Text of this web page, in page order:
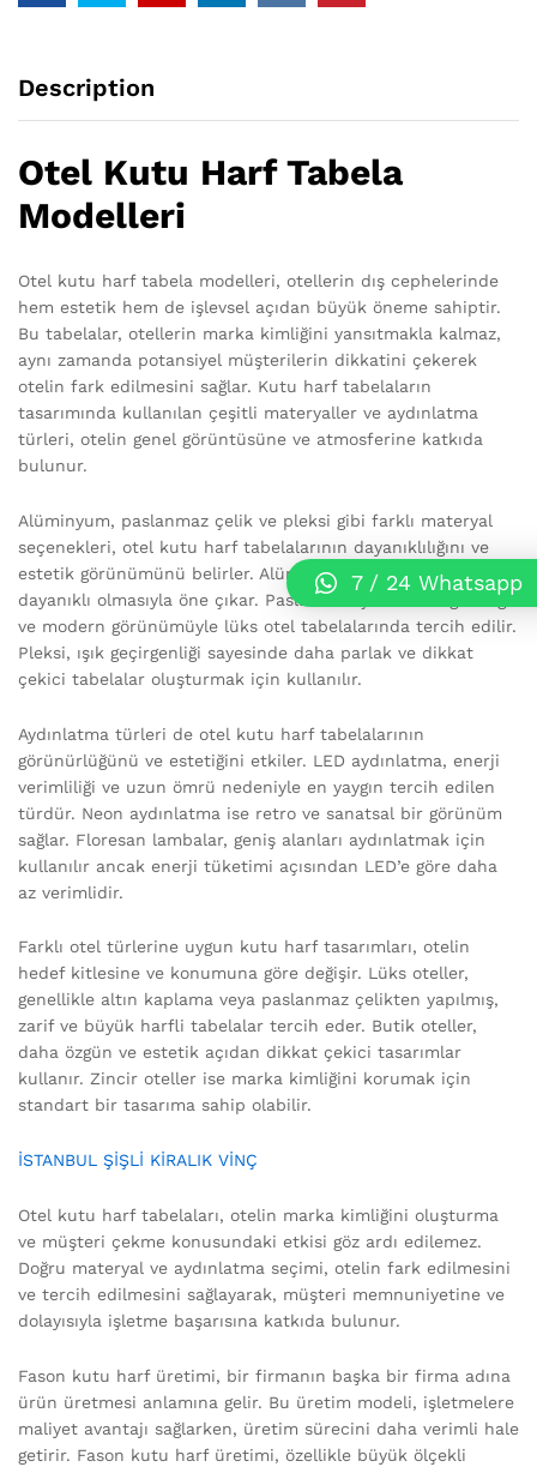
Description
Otel Kutu Harf Tabela
Modelleri
Otel kutu harf tabela modelleri, otellerin dış cephelerinde
hem estetik hem de işlevsel açıdan büyük öneme sahiptir.
Bu tabelalar, otellerin marka kimliğini yansıtmakla kalmaz,
aynı zamanda potansiyel müşterilerin dikkatini çekerek
otelin fark edilmesini sağlar. Kutu harf tabelaların
tasarımında kullanılan çeşitli materyaller ve aydınlatma
türleri, otelin genel görüntüsüne ve atmosferine katkıda
bulunur.
Alüminyum, paslanmaz çelik ve pleksi gibi farklı materyal
seçenekleri, otel kutu harf tabelalarının dayanıklılığını ve
estetik görünümünü belirler. Alüminyum, hafif ve korozyona
dayanıklı olmasıyla öne çıkar. Paslanmaz çelik ise sağlamlığı
ve modern görünümüyle lüks otel tabelalarında tercih edilir.
Pleksi, ışık geçirgenliği sayesinde daha parlak ve dikkat
çekici tabelalar oluşturmak için kullanılır.
Aydınlatma türleri de otel kutu harf tabelalarının
görünürlüğünü ve estetiğini etkiler. LED aydınlatma, enerji
verimliliği ve uzun ömrü nedeniyle en yaygın tercih edilen
türdür. Neon aydınlatma ise retro ve sanatsal bir görünüm
sağlar. Floresan lambalar, geniş alanları aydınlatmak için
kullanılır ancak enerji tüketimi açısından LED’e göre daha
az verimlidir.
Farklı otel türlerine uygun kutu harf tasarımları, otelin
hedef kitlesine ve konumuna göre değişir. Lüks oteller,
genellikle altın kaplama veya paslanmaz çelikten yapılmış,
zarif ve büyük harfli tabelalar tercih eder. Butik oteller,
daha özgün ve estetik açıdan dikkat çekici tasarımlar
kullanır. Zincir oteller ise marka kimliğini korumak için
standart bir tasarıma sahip olabilir.
İSTANBUL ŞİŞLİ KİRALIK VİNÇ
Otel kutu harf tabelaları, otelin marka kimliğini oluşturma
ve müşteri çekme konusundaki etkisi göz ardı edilemez.
Doğru materyal ve aydınlatma seçimi, otelin fark edilmesini
ve tercih edilmesini sağlayarak, müşteri memnuniyetine ve
dolayısıyla işletme başarısına katkıda bulunur.
Fason kutu harf üretimi, bir firmanın başka bir firma adına
ürün üretmesi anlamına gelir. Bu üretim modeli, işletmelere
maliyet avantajı sağlarken, üretim sürecini daha verimli hale
getirir. Fason kutu harf üretimi, özellikle büyük ölçekli
7 / 24 Whatsapp